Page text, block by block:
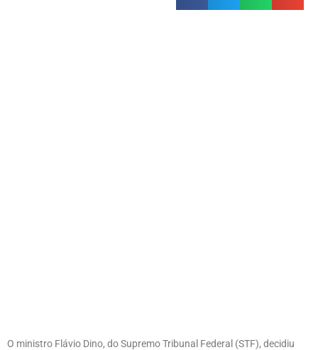
O ministro Flávio Dino, do Supremo Tribunal Federal (STF), decidiu